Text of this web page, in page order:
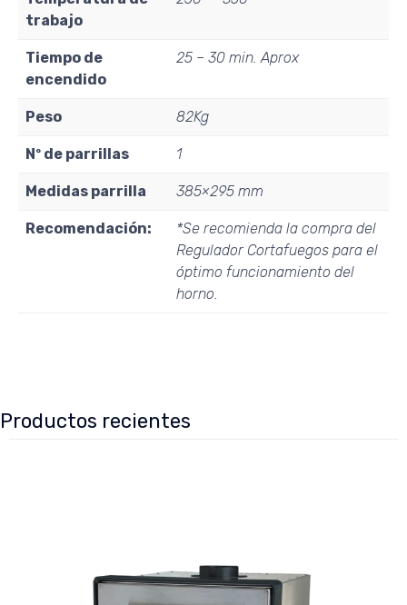
trabajo
Tiempo de
encendido
25 – 30 min. Aprox
Peso 82Kg
Nº de parrillas 1
Medidas parrilla 385×295 mm
Recomendación:
*Se recomienda la compra del
Regulador Cortafuegos para el
óptimo funcionamiento del
horno.
Productos recientes